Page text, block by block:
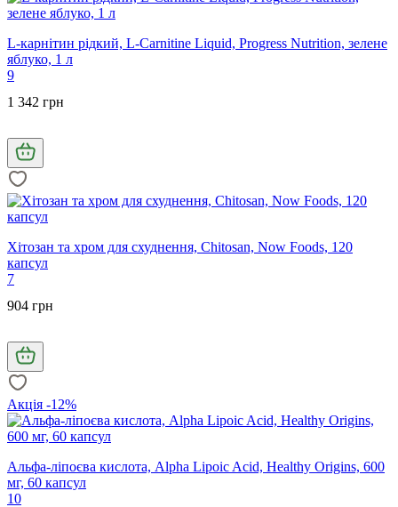
L-карнітин рідкий, L-Carnitine Liquid, Progress Nutrition, зелене
яблуко, 1 л
9
1 342 грн
Хітозан та хром для схуднення, Chitosan, Now Foods, 120
капсул
7
904 грн
Акція -12%
Альфа-ліпоєва кислота, Alpha Lipoic Acid, Healthy Origins, 600
мг, 60 капсул
10